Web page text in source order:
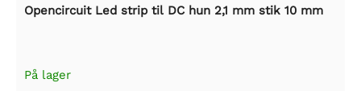
Opencircuit Led strip til DC hun 2,1 mm stik 10 mm
På lager